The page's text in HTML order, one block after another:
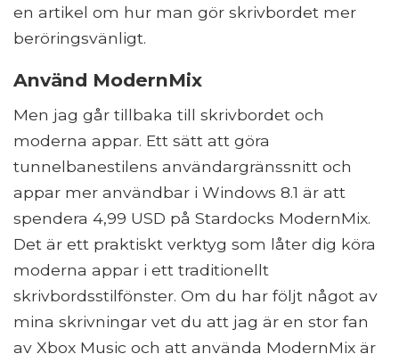
en artikel om hur man gör skrivbordet mer
beröringsvänligt.
Använd ModernMix
Men jag går tillbaka till skrivbordet och
moderna appar. Ett sätt att göra
tunnelbanestilens användargränssnitt och
appar mer användbar i Windows 8.1 är att
spendera 4,99 USD på Stardocks ModernMix.
Det är ett praktiskt verktyg som låter dig köra
moderna appar i ett traditionellt
skrivbordsstilfönster. Om du har följt något av
mina skrivningar vet du att jag är en stor fan
av Xbox Music och att använda ModernMix är